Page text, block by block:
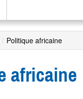
/ Politique africaine
africaine